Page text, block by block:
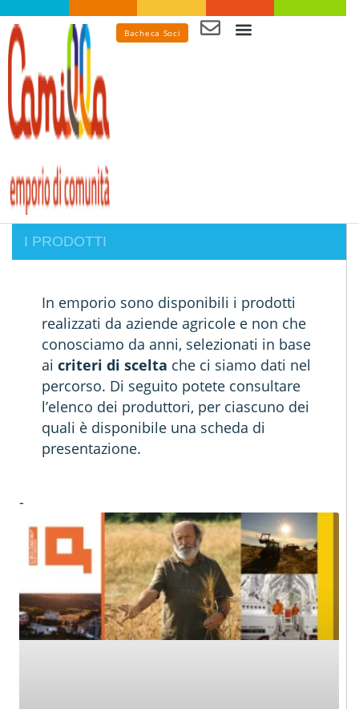
Bacheca Soci
I PRODOTTI
In emporio sono disponibili i prodotti
realizzati da aziende agricole e non che
conosciamo da anni, selezionati in base
ai criteri di scelta che ci siamo dati nel
percorso. Di seguito potete consultare
l’elenco dei produttori, per ciascuno dei
quali è disponibile una scheda di
presentazione.